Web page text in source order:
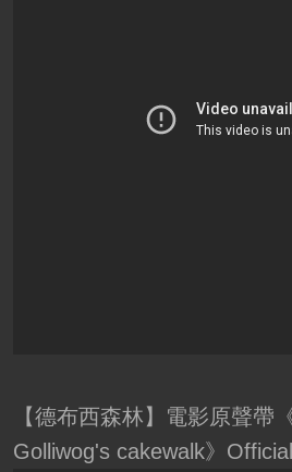
【德布西森林】電影原聲帶
Golliwog's cakewalk》